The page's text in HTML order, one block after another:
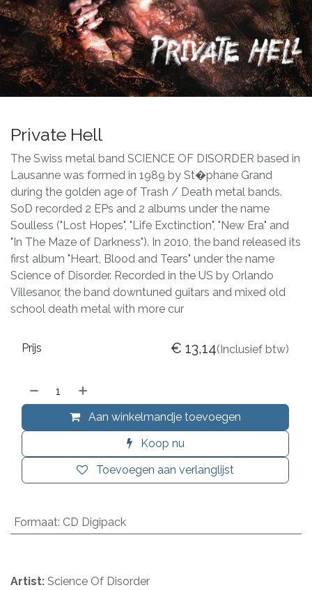
Private Hell
The Swiss metal band SCIENCE OF DISORDER based in
Lausanne was formed in 1989 by St�phane Grand
during the golden age of Trash / Death metal bands.
SoD recorded 2 EPs and 2 albums under the name
Soulless ("Lost Hopes", "Life Exctinction", "New Era" and
"In The Maze of Darkness"). In 2010, the band released its
first album "Heart, Blood and Tears" under the name
Science of Disorder. Recorded in the US by Orlando
Villesanor, the band downtuned guitars and mixed old
school death metal with more cur
Aan winkelmandje toevoegen
Koop nu
Toevoegen aan verlanglijst
Prijs € 13,14(Inclusief btw)
Formaat: CD Digipack
Artist: Science Of Disorder